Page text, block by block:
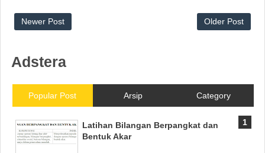
Newer Post Older Post
Adstera
Popular Post Arsip Category
Latihan Bilangan Berpangkat dan
Bentuk Akar